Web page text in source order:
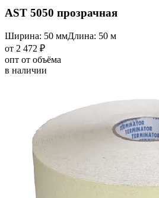
AST 5050 прозрачная
Ширина: 50 ммДлина: 50 м
от 2 472 ₽
опт от объёма
в наличии